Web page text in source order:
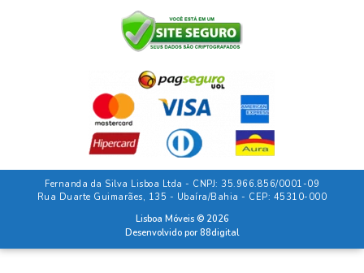
Fernanda da Silva Lisboa Ltda - CNPJ: 35.966.856/0001-09
Rua Duarte Guimarães, 135 - Ubaíra/Bahia - CEP: 45310-000
Lisboa Móveis © 2026
Desenvolvido por 88digital